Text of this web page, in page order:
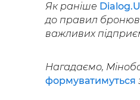
Як раніше
до правил
важливих
Нагадаємо,
формуватимуться